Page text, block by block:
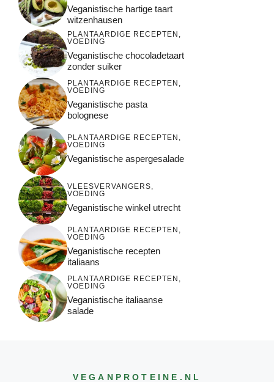
Veganistische hartige taart
witzenhausen
PLANTAARDIGE RECEPTEN ,
VOEDING
Veganistische chocoladetaart
zonder suiker
PLANTAARDIGE RECEPTEN ,
VOEDING
Veganistische pasta
bolognese
PLANTAARDIGE RECEPTEN ,
VOEDING
Veganistische aspergesalade
VLEESVERVANGERS,
VOEDING
Veganistische winkel utrecht
PLANTAARDIGE RECEPTEN ,
VOEDING
Veganistische recepten
italiaans
PLANTAARDIGE RECEPTEN ,
VOEDING
Veganistische italiaanse
salade
VEGANPROTEINE .NL